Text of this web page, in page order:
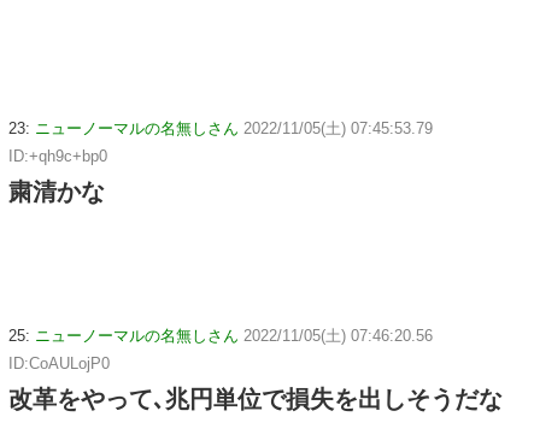
23: ニューノーマルの名無しさん 2022/11/05(土) 07:45:53.79
ID:+qh9c+bp0
粛清かな
25: ニューノーマルの名無しさん 2022/11/05(土) 07:46:20.56
ID:CoAULojP0
改革をやって､兆円単位で損失を出しそうだな